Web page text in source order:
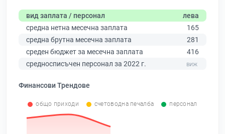
вид заплата / персонал
лева
средна нетна месечна заплата
165
средна брутна месечна заплата
281
среден бюджет за месечна заплата
416
средносписъчен персонал за 2022 г.
Финансови Трендове
общо приходи счетоводна печалба персонал